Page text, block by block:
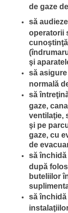
de gaze
să
operatorii
şi
să
normală
să
gaze,
ventilaţie,
şi pe
gaze, cu
de
să închidă
după
buteliilor
să